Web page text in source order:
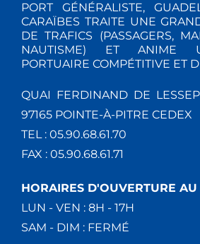
PORT GÉNÉRALISTE,
CARAÏBES TRAITE UNE
DE TRAFICS (PASSAGERS,
NAUTISME) ET ANIME
PORTUAIRE COMPÉTITIVE ET
QUAI FERDINAND DE
97165 POINTE-À-PITRE CEDEX
TEL : 05.90.68.61.70
FAX : 05.90.68.61.71
HORAIRES D'OUVERTURE
LUN - VEN : 8H - 17H
SAM - DIM : FERMÉ